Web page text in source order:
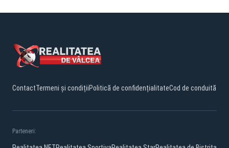
ContactTermeni și condițiiPolitică de confidențialitateCod de conduită
Parteneri: